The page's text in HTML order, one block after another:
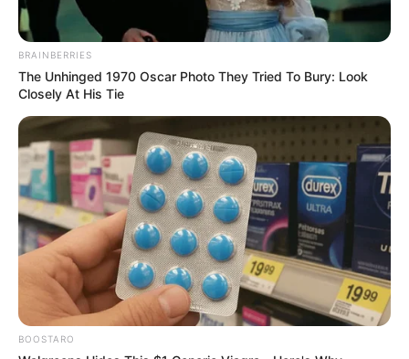
Untuk gerakannya, pada tari Saman yang dominan adalah gerakan
badan. Sementara itu, gerakan pada tari Ratoh Jaroe hampir
seluruhnya merupakan gerakan tangan.
Hal itu merupakan sebuah pemaknaan nama Ratoh Jaroe yang
mengandung filosofi berzikir atau mengingat Allah dengan
gerakan tangan.
Gerakan tangannya dilakukan sambil duduk, membungkukkan
badan, berlutut, menggelengkan kepala, menepuk dada, dan
beberapa gerakan lain yang ada kemiripan dengan gerakan tari
BRAINBERRIES
The Unhinged 1970 Oscar Photo They Tried To Bury: Look
Closely At His Tie
BOOSTARO